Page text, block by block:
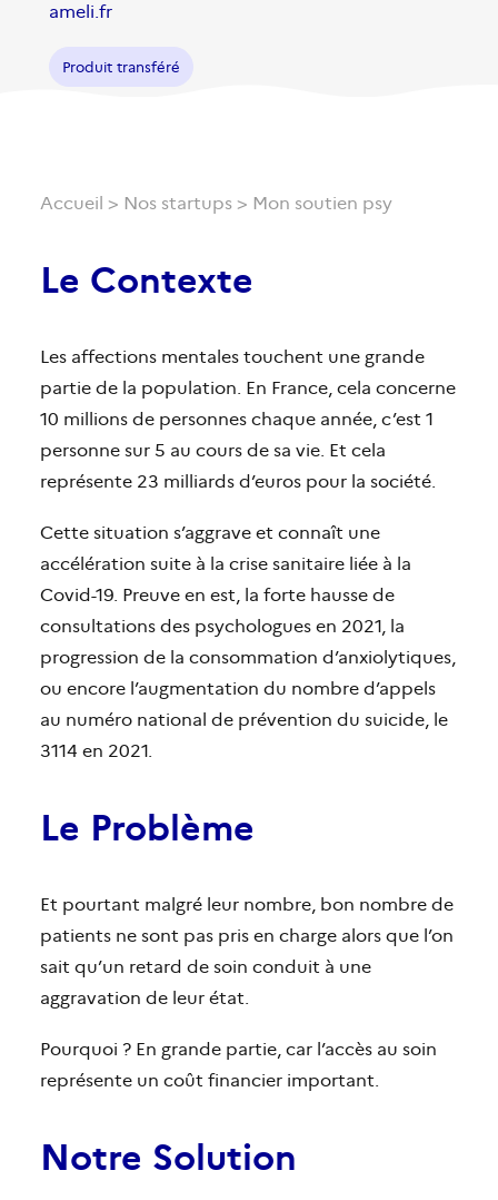
ameli.fr
Produit transféré
Accueil > Nos startups > Mon soutien psy
Le Contexte
Les affections mentales touchent une grande
partie de la population. En France, cela concerne
10 millions de personnes chaque année, c’est 1
personne sur 5 au cours de sa vie. Et cela
représente 23 milliards d’euros pour la société.
Cette situation s’aggrave et connaît une
accélération suite à la crise sanitaire liée à la
Covid-19. Preuve en est, la forte hausse de
consultations des psychologues en 2021, la
progression de la consommation d’anxiolytiques,
ou encore l’augmentation du nombre d’appels
au numéro national de prévention du suicide, le
3114 en 2021.
Le Problème
Et pourtant malgré leur nombre, bon nombre de
patients ne sont pas pris en charge alors que l’on
sait qu’un retard de soin conduit à une
aggravation de leur état.
Pourquoi ? En grande partie, car l’accès au soin
représente un coût financier important.
Notre Solution